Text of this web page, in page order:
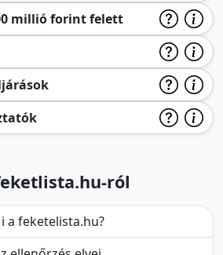
millió forint felett
ról
a feketelista.hu?